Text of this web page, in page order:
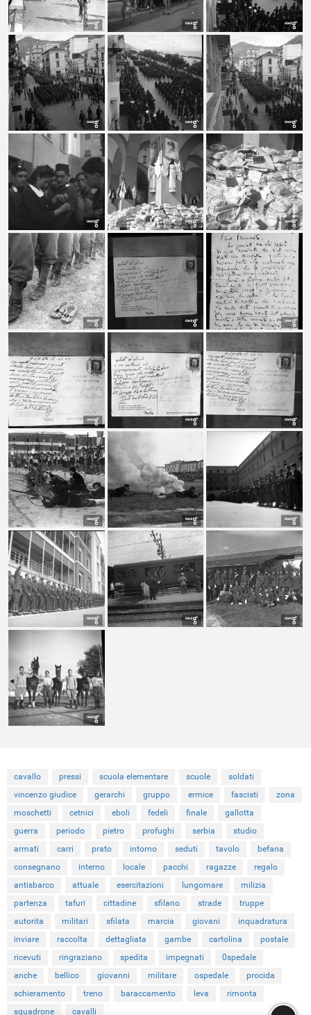
cavallo pressi scuola elementare scuole
soldati
vincenzo giudice
gerarchi gruppo ermice fascisti
zona
moschetti
cetnici eboli fedeli finale
gallotta
guerra
periodo pietro profughi serbia
studio
armati
carri prato intorno seduti tavolo
befana
consegnano
interno locale pacchi ragazze
regalo
antisbarco
attuale esercitazioni lungomare
milizia
partenza
tafuri cittadine sfilano strade
truppe
autorita
militari sfilata marcia giovani
inquadratura
inviare
raccolta dettagliata gambe cartolina
postale
ricevuti
ringraziano spedita impegnati
0spedale
anche
bellico giovanni militare ospedale
procida
schieramento
treno baraccamento leva
rimonta
squadrone
cavalli